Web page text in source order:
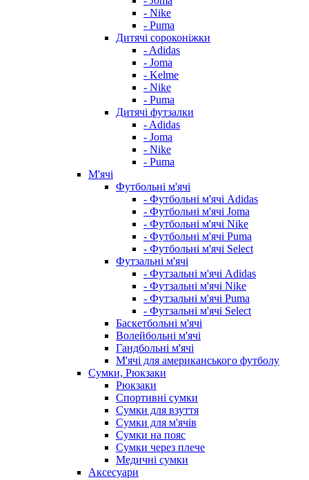
- Nike
- Puma
Дитячі сороконіжки
- Adidas
- Joma
- Kelme
- Nike
- Puma
Дитячі футзалки
- Adidas
- Joma
- Nike
- Puma
М'ячі
Футбольні м'ячі
- Футбольні м'ячі Adidas
- Футбольні м'ячі Joma
- Футбольні м'ячі Nike
- Футбольні м'ячі Puma
- Футбольні м'ячі Select
Футзальні м'ячі
- Футзальні м'ячі Adidas
- Футзальні м'ячі Nike
- Футзальні м'ячі Puma
- Футзальні м'ячі Select
Баскетбольні м'ячі
Волейбольні м'ячі
Гандбольні м'ячі
М'ячі для американського футболу
Сумки, Рюкзаки
Рюкзаки
Спортивні сумки
Сумки для взуття
Сумки для м'ячів
Сумки на пояс
Сумки через плече
Медичні сумки
Аксесуари